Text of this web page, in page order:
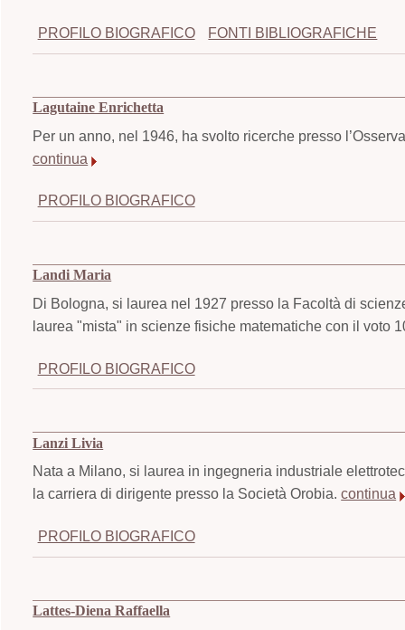
PROFILO BIOGRAFICO FONTI BIBLIOGRAFICHE
Lagutaine Enrichetta
Per un anno, nel 1946, ha svolto ricerche presso
continua
PROFILO BIOGRAFICO
Landi Maria
Di Bologna, si laurea nel 1927 presso la Facoltà di
laurea "mista" in scienze fisiche matematiche con il voto
PROFILO BIOGRAFICO
Lanzi Livia
Nata a Milano, si laurea in ingegneria industriale
la carriera di dirigente presso la Società Orobia.continua
PROFILO BIOGRAFICO
Lattes-Diena Raffaella